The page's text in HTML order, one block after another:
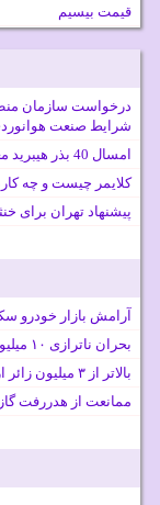
قیمت بیسیم
درخواست سازمان
شرایط صنعت
امسال 40 بذر هیبرید معرفی می شود
کلایمر چیست و چه
پیشنهاد تهران برای
آرامش بازار خودرو
بحران ناترازی ۱۰ میلیون لیتری بنزین لزوم مدیریت تقاضا و اصلاح ساختار
بالاتر از ۳ میلیون زائر اربعین از مرزهای زمینی کشور خارج شدند
ممانعت از هدررفت